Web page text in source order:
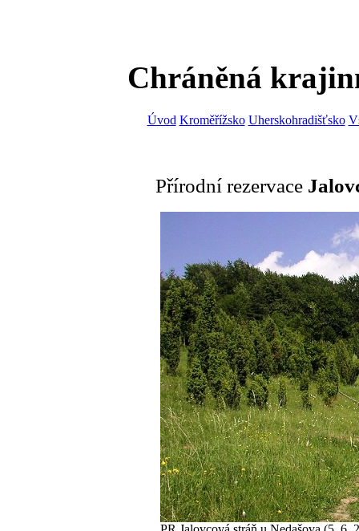
Chráněná
Úvod Kroměřížsko Uherskohradišťsko
Přírodní rezervace